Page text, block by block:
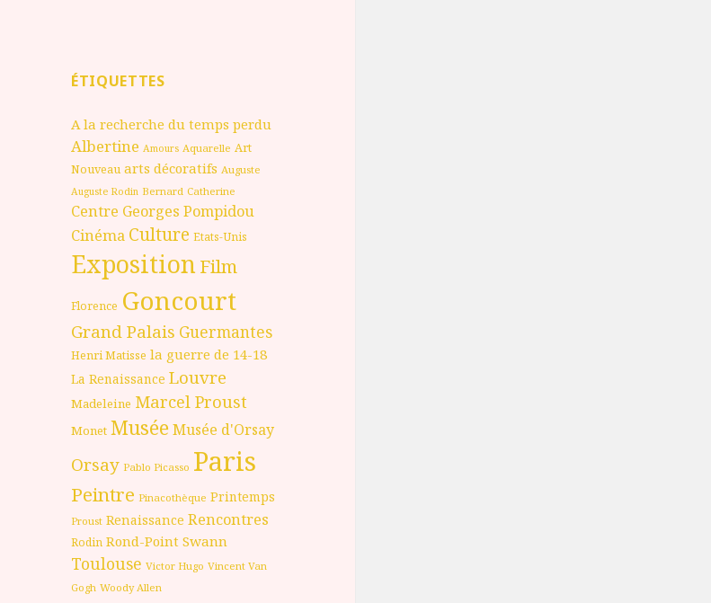
ÉTIQUETTES
A la recherche du temps perdu
Albertine Amours Aquarelle Art
Nouveau arts décoratifs Auguste
Auguste Rodin Bernard Catherine
Centre Georges Pompidou
Cinéma Culture Etats-Unis
ExpositionFilm
Florence Goncourt
Grand Palais Guermantes
Henri Matisse la guerre de 14-18
La Renaissance Louvre
Madeleine Marcel Proust
Monet Musée Musée d'Orsay
Orsay Pablo Picasso Paris
Peintre Pinacothèque Printemps
Proust Renaissance Rencontres
Rodin Rond-Point Swann
Toulouse Victor Hugo Vincent Van
Gogh Woody Allen